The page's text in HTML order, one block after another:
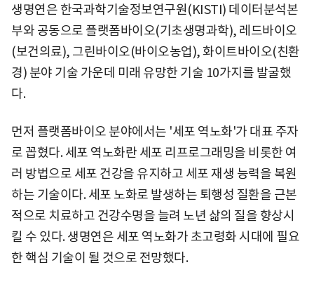
생명연은 한국과학기술정보연구원(KISTI) 데이터분석본
부와 공동으로 플랫폼바이오(기초생명과학), 레드바이오
(보건의료), 그린바이오(바이오농업), 화이트바이오(친환
경) 분야 기술 가운데 미래 유망한 기술 10가지를 발굴했
다.
먼저 플랫폼바이오 분야에서는 '세포 역노화'가 대표 주자
로 꼽혔다. 세포 역노화란 세포 리프로그래밍을 비롯한 여
러 방법으로 세포 건강을 유지하고 세포 재생 능력을 복원
하는 기술이다. 세포 노화로 발생하는 퇴행성 질환을 근본
적으로 치료하고 건강수명을 늘려 노년 삶의 질을 향상시
킬 수 있다. 생명연은 세포 역노화가 초고령화 시대에 필요
한 핵심 기술이 될 것으로 전망했다.